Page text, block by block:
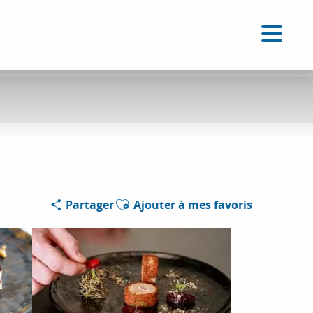
PartagerAjouter aux favoris
Ajouter à mes favoris